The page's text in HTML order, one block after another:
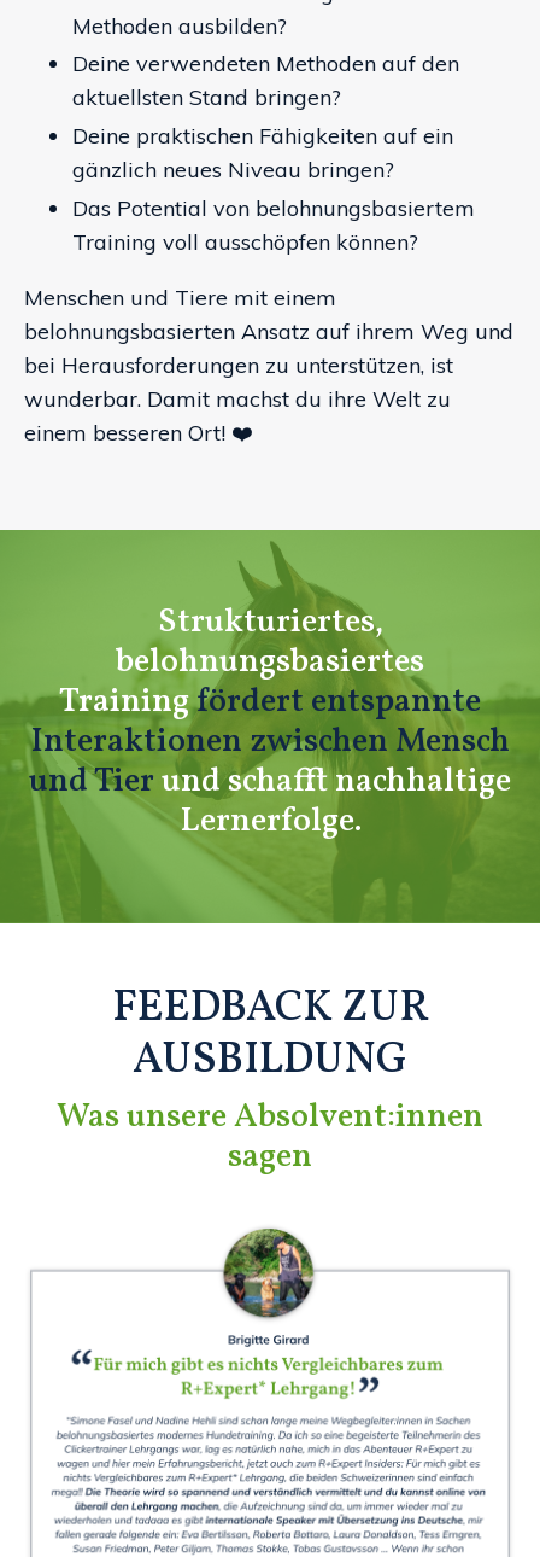
Methoden ausbilden?
Deine verwendeten Methoden auf den
aktuellsten Stand bringen?
Deine praktischen Fähigkeiten auf ein
gänzlich neues Niveau bringen?
Das Potential von belohnungsbasiertem
Training voll ausschöpfen können?
Menschen und Tiere mit einem
belohnungsbasierten Ansatz auf ihrem Weg und
bei Herausforderungen zu unterstützen, ist
wunderbar. Damit machst du ihre Welt zu
einem besseren Ort! ❤️
Strukturiertes,
belohnungsbasiertes
Trainingfördert entspannte
Interaktionen zwischen Mensch
und Tierund schafft nachhaltige
Lernerfolge.
FEEDBACK ZUR
AUSBILDUNG
Was unsere Absolvent:innen
sagen